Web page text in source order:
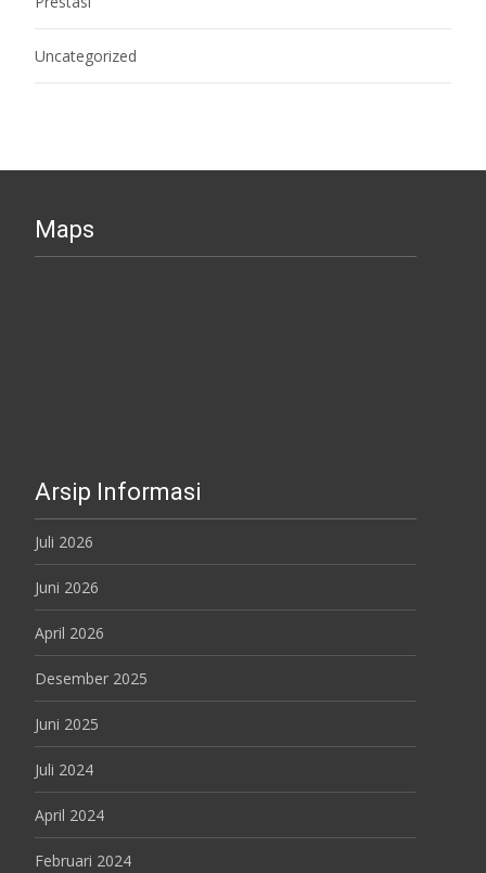
Uncategorized
Maps
Arsip Informasi
Juli 2026
Juni 2026
April 2026
Desember 2025
Juni 2025
Juli 2024
April 2024
Februari 2024